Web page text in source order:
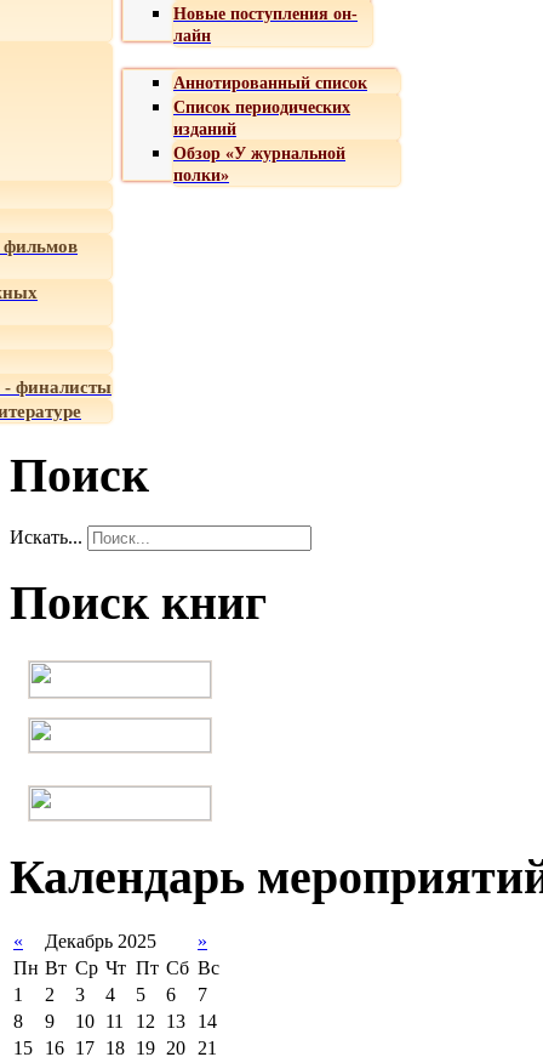
Новые поступления он-
лайн
Аннотированный список
Список периодических
изданий
Обзор «У журнальной
полки»
- финалисты
Поиск
Искать...
Поиск книг
Календарь
« Декабрь 2025
»
Пн Вт Ср Чт Пт Сб Вс
1
2 3 4 5 6
7
8
9 10 11 12 13
14
15
16 17 18 19 20 21